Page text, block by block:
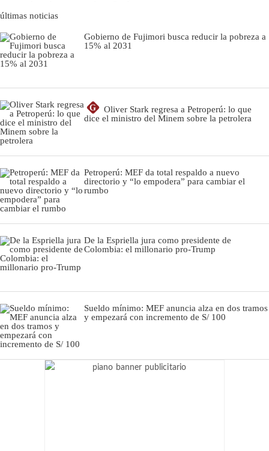
últimas noticias
Gobierno de Fujimori busca reducir la pobreza a
15% al 2031
G
Oliver Stark regresa a Petroperú: lo que
dice el ministro del Minem sobre la petrolera
Petroperú: MEF da total respaldo a nuevo
directorio y “lo empodera” para cambiar el
rumbo
De la Espriella jura como presidente de
Colombia: el millonario pro-Trump
Sueldo mínimo: MEF anuncia alza en dos tramos
y empezará con incremento de S/ 100